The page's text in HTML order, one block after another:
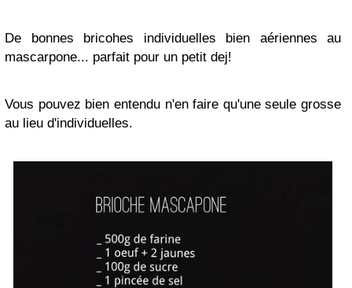
De bonnes bricohes individuelles bien aériennes au
mascarpone... parfait pour un petit dej!
Vous pouvez bien entendu n'en faire qu'une seule grosse
au lieu d'individuelles.